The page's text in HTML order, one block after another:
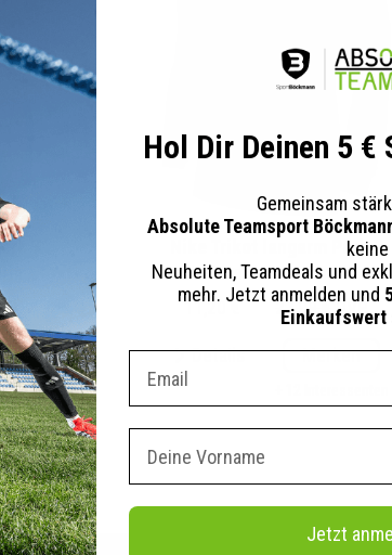
7
Set
Nike Trikot langarm Park 7
Herren Damen
11,20 €
27,99 €UVP
Details Merken
Hol Dir Deinen 5
Gemeinsam
Absolute Teamsport
keine
Neuheiten, Teamdeals und
mehr. Jetzt anmelden und
Einkaufswert
Jetzt